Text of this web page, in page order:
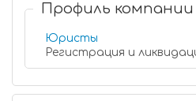
Профиль компании
Юристы
Регистрация и